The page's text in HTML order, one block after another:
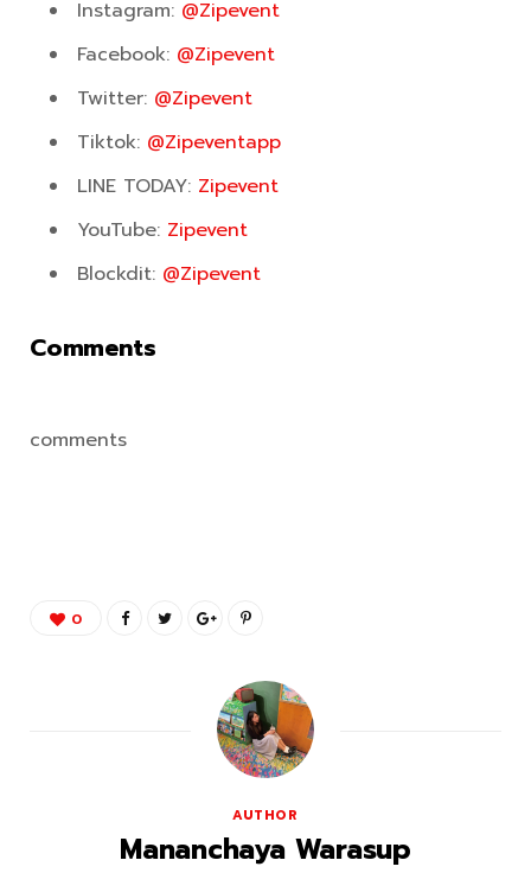
Instagram: @Zipevent
Facebook: @Zipevent
Twitter: @Zipevent
Tiktok: @Zipeventapp
LINE TODAY: Zipevent
YouTube: Zipevent
Blockdit: @Zipevent
Comments
comments
0
AUTHOR
Mananchaya Warasup